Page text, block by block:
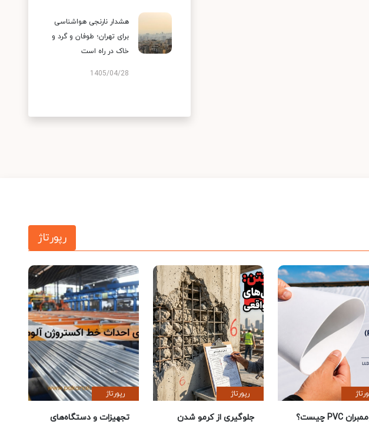
هشدار نارنجی هواشناسی
برای تهران؛ طوفان و گرد و
خاک در راه است
1405/04/28
رپورتاژ
ژئوممبران PVC چیست؟
رپورتاژ
جلوگیری از کرمو شدن
رپورتاژ
تجهیزات و دستگاه‌های